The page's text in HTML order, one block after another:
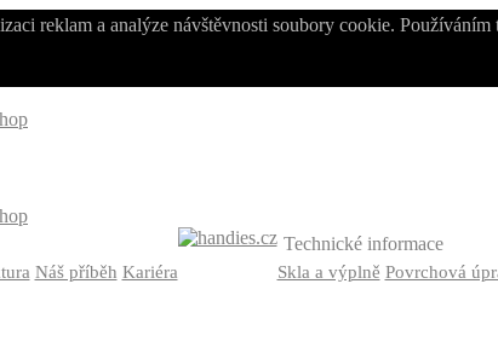
reklam a analýze návštěvnosti soubory cookie. Používáním
Náš příběh Kariéra
Technické informace
Skla a výplně Povrchová